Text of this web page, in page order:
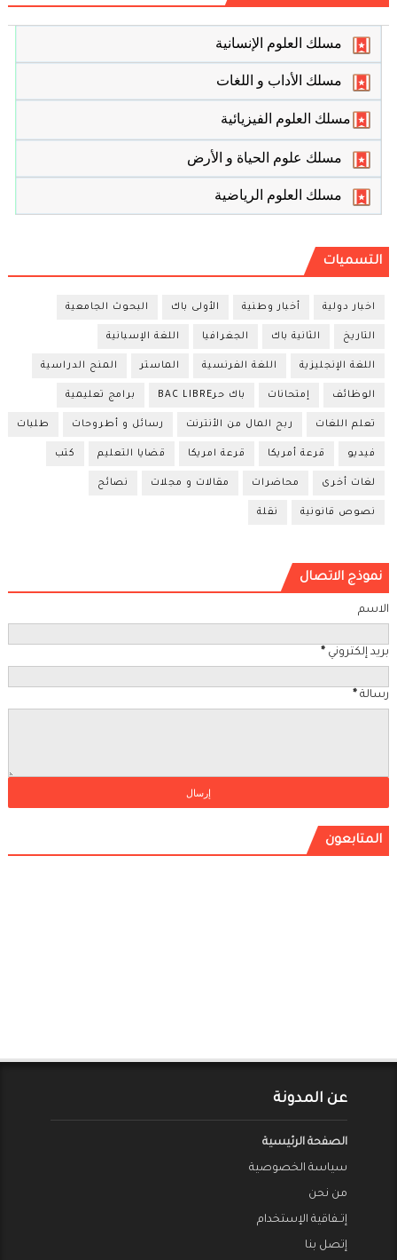
مسلك العلوم الإنسانية
مسلك الأداب و اللغات
مسلك العلوم الفيزيائية
مسلك علوم الحياة و الأرض
مسلك العلوم الرياضية
التسميات
اخبار دولية أخبار وطنية الأولى باك البحوث الجامعية
التاريخ الثانية باك الجغرافيا اللغة الإسبانية
اللغة الإنجليزية اللغة الفرنسية الماستر المنح الدراسية
الوظائف إمتحانات باك حرBAC LIBRE برامج تعليمية
تعلم اللغات ربح المال من الأنترنت رسائل و أطروحات طلبات
فيديو قرعة أمريكا قرعة امريكا قضايا التعليم كتب
لغات أخرى محاضرات مقالات و مجلات نصائح
نصوص قانونية نقلة
نموذج الاتصال
الاسم
بريد إلكتروني *
رسالة *
المتابعون
عن المدونة
الصفحة الرئيسية
سياسة الخصوصية
من نحن
إتــفاقية الإستخدام
إتصل بنا